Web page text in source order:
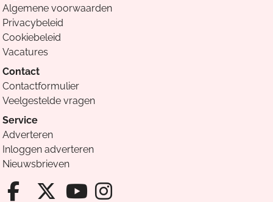
Algemene voorwaarden
Privacybeleid
Cookiebeleid
Vacatures
Contact
Contactformulier
Veelgestelde vragen
Service
Adverteren
Inloggen adverteren
Nieuwsbrieven
Facebook van Cvandaag
X van Cvandaag
Instagram van